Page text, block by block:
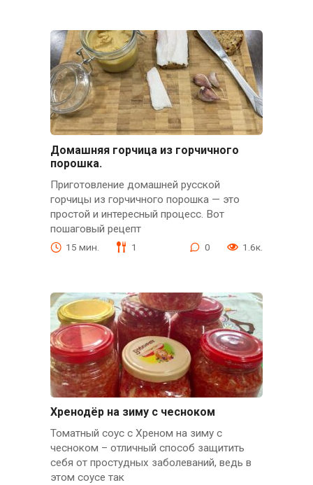
Домашняя горчица из горчичного
порошка.
Приготовление домашней русской
горчицы из горчичного порошка — это
простой и интересный процесс. Вот
пошаговый рецепт
15 мин. 1 0 1.6к.
Хренодёр на зиму с чесноком
Томатный соус с Хреном на зиму с
чесноком – отличный способ защитить
себя от простудных заболеваний, ведь в
этом соусе так